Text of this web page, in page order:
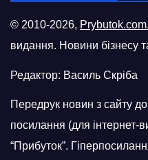
© 2010-2026,
видання. Новини бізнесу
Редактор: Василь Скріба
Передрук новин з сайту
посилання (для інтернет-
“Прибуток”.